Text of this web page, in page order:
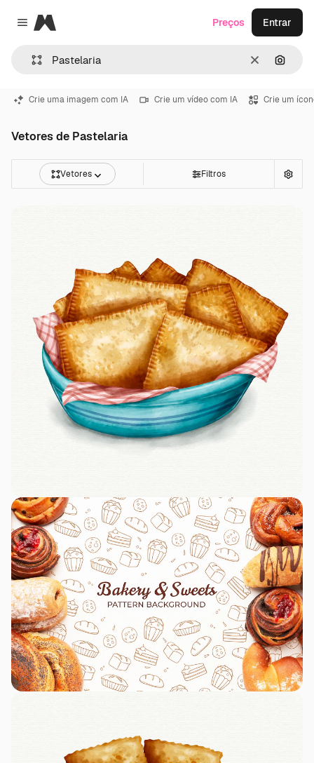
Close menu
Magnific
Limpar
Preços Entrar
Crie uma imagem com IA Crie um vídeo com IA Crie um
Vetores de Pastelaria
Vetores Filtros